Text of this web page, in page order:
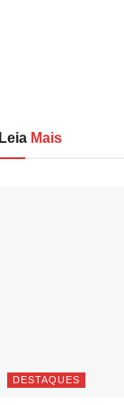
Leia Mais
DESTAQUES